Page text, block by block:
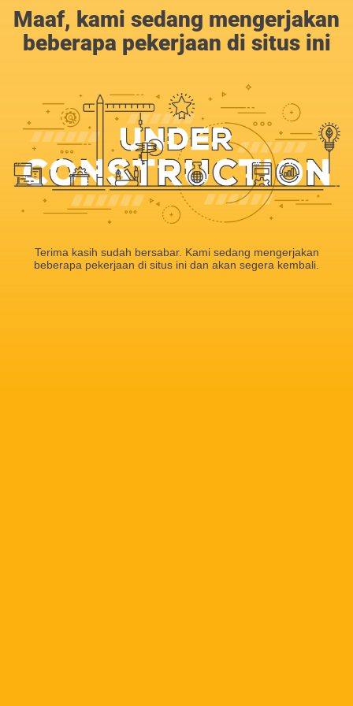
Maaf, kami sedang mengerjakan
beberapa pekerjaan di situs ini
Terima kasih sudah bersabar. Kami sedang mengerjakan
beberapa pekerjaan di situs ini dan akan segera kembali.